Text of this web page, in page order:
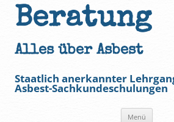
Beratung
Alles über Asbest
Staatlich anerkannter
Asbest-Sachkundeschulungen
Menü